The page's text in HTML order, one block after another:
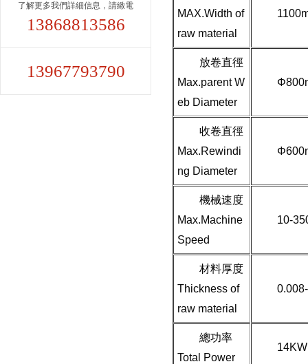
MAX.Width of
raw material
放卷直徑
Max.parent W
eb Diameter
收卷直徑
Max.Rewindi
ng Diameter
機械速度
Max.Machine
Speed
10-
材料厚度
Thickness of
raw material
總功率
Total Power
14KW
了解更多我們詳細信息，請緻電
13868813586
13967793790